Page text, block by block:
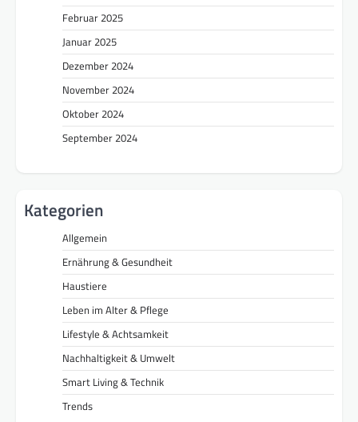
Februar 2025
Januar 2025
Dezember 2024
November 2024
Oktober 2024
September 2024
Kategorien
Allgemein
Ernährung & Gesundheit
Haustiere
Leben im Alter & Pflege
Lifestyle & Achtsamkeit
Nachhaltigkeit & Umwelt
Smart Living & Technik
Trends